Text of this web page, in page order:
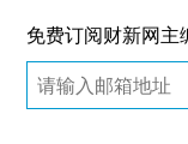
免费订阅财新网主